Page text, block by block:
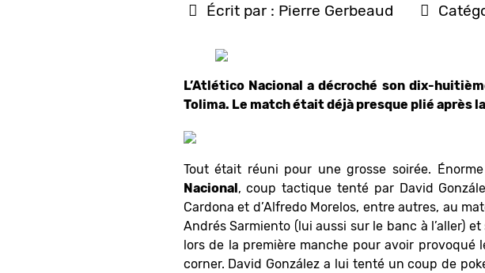
Écrit par : Pierre Gerbeaud
L’Atlético Nacional a décroché son dix-
Tolima. Le match était déjà presque plié après
Tout était réuni pour une grosse soirée.
Nacional, coup tactique tenté par David
Cardona et d’Alfredo Morelos, entre autres, au
Andrés Sarmiento (lui aussi sur le banc à l’aller)
lors de la première manche pour avoir provoqué
corner. David González a lui tenté un coup de